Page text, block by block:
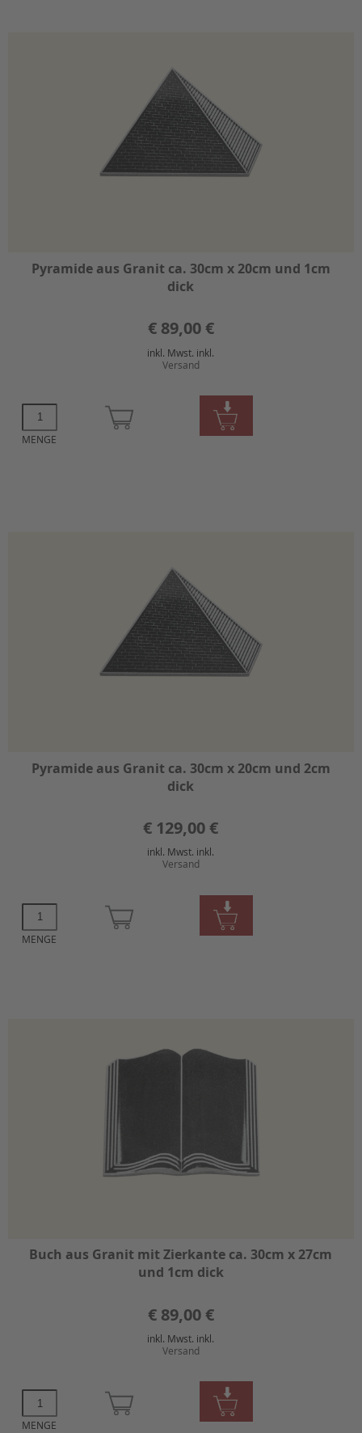
Pyramide aus Granit ca. 30cm x 20cm und 1cm
dick
€89,00 €
inkl. Mwst. inkl.
Versand
MENGE
Pyramide aus Granit ca. 30cm x 20cm und 2cm
dick
€ 129,00 €
inkl. Mwst. inkl.
Versand
MENGE
Buch aus Granit mit Zierkante ca. 30cm x 27cm
und 1cm dick
€89,00 €
inkl. Mwst. inkl.
Versand
MENGE